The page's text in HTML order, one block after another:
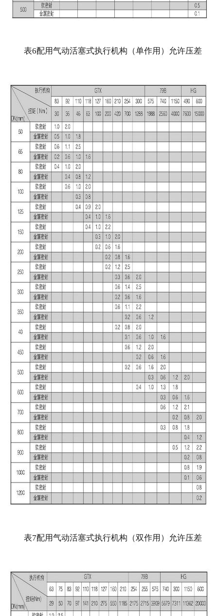
表6配用气动活塞式执行机构（单作用）允许压差
表7配用气动活塞式执行机构（双作用）允许压差